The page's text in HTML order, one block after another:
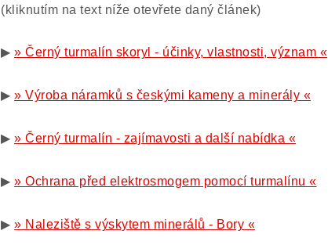
(kliknutím na text níže otevřete daný článek)
▶ » Černý turmalín skoryl - účinky, vlastnosti, význam «
▶ » Výroba náramků s českými kameny a minerály «
▶ » Černý turmalín - zajímavosti a další nabídka «
▶ » Ochrana před elektrosmogem pomocí turmalínu «
▶ » Naleziště s výskytem minerálů - Bory «